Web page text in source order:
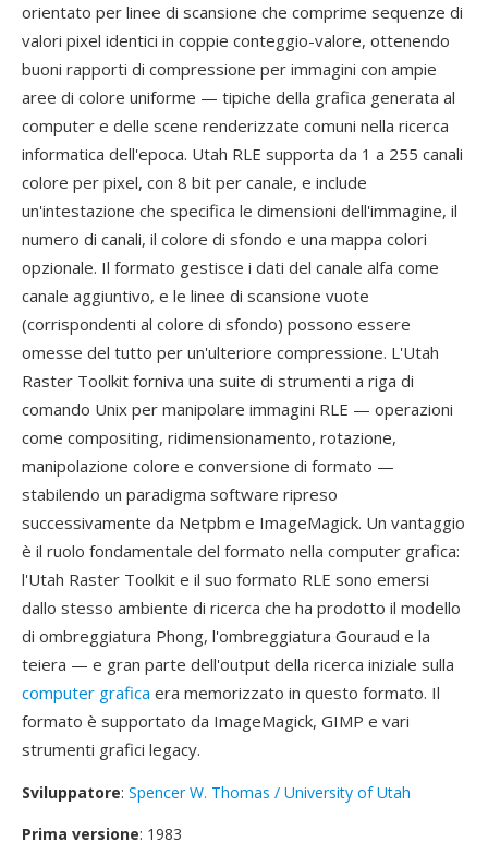
orientato per linee di scansione che comprime sequenze di
valori pixel identici in coppie conteggio-valore, ottenendo
buoni rapporti di compressione per immagini con ampie
aree di colore uniforme — tipiche della grafica generata al
computer e delle scene renderizzate comuni nella ricerca
informatica dell'epoca. Utah RLE supporta da 1 a 255 canali
colore per pixel, con 8 bit per canale, e include
un'intestazione che specifica le dimensioni dell'immagine, il
numero di canali, il colore di sfondo e una mappa colori
opzionale. Il formato gestisce i dati del canale alfa come
canale aggiuntivo, e le linee di scansione vuote
(corrispondenti al colore di sfondo) possono essere
omesse del tutto per un'ulteriore compressione. L'Utah
Raster Toolkit forniva una suite di strumenti a riga di
comando Unix per manipolare immagini RLE — operazioni
come compositing, ridimensionamento, rotazione,
manipolazione colore e conversione di formato —
stabilendo un paradigma software ripreso
successivamente da Netpbm e ImageMagick. Un vantaggio
è il ruolo fondamentale del formato nella computer grafica:
l'Utah Raster Toolkit e il suo formato RLE sono emersi
dallo stesso ambiente di ricerca che ha prodotto il modello
di ombreggiatura Phong, l'ombreggiatura Gouraud e la
teiera — e gran parte dell'output della ricerca iniziale sulla
computer grafica era memorizzato in questo formato. Il
formato è supportato da ImageMagick, GIMP e vari
strumenti grafici legacy.
Sviluppatore: Spencer W. Thomas / University of Utah
Prima versione: 1983